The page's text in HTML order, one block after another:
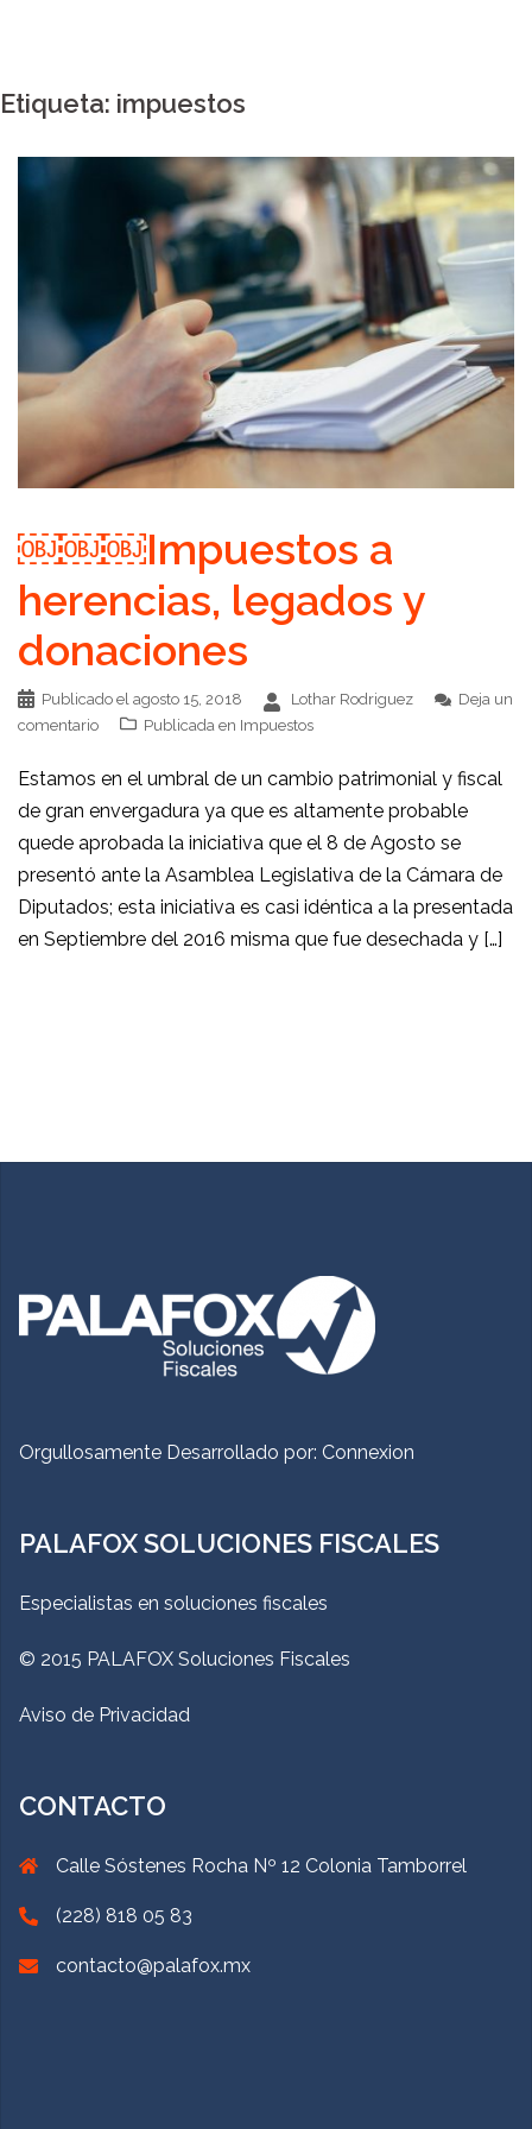
Etiqueta: impuestos
￼￼￼Impuestos a
herencias, legados y
donaciones
Publicado el agosto 15, 2018 Lothar Rodriguez
Deja un
comentario
Publicada en Impuestos
Estamos en el umbral de un cambio patrimonial y fiscal
de gran envergadura ya que es altamente probable
quede aprobada la iniciativa que el 8 de Agosto se
presentó ante la Asamblea Legislativa de la Cámara de
Diputados; esta iniciativa es casi idéntica a la presentada
en Septiembre del 2016 misma que fue desechada y […]
Orgullosamente Desarrollado por: Connexion
PALAFOX SOLUCIONES FISCALES
Especialistas en soluciones fiscales
© 2015 PALAFOX Soluciones Fiscales
Aviso de Privacidad
CONTACTO
Calle Sóstenes Rocha Nº 12 Colonia Tamborrel
(228) 818 05 83
contacto@palafox.mx